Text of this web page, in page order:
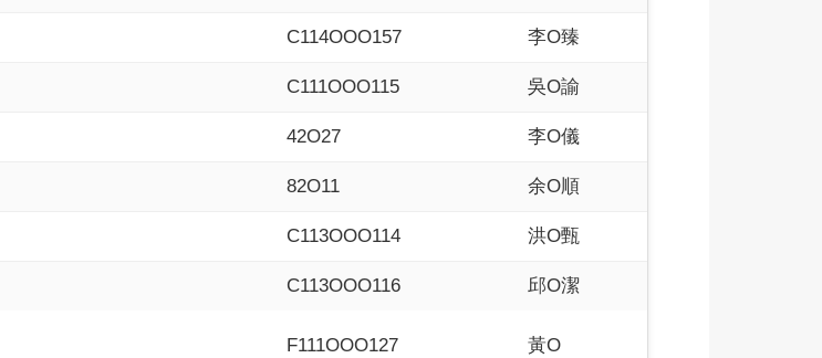
C114OOO157 李O臻
C111OOO115 吳O諭
42O27 李O儀
82O11 余O順
C113OOO114 洪O甄
C113OOO116 邱O潔
F111OOO127 黃O